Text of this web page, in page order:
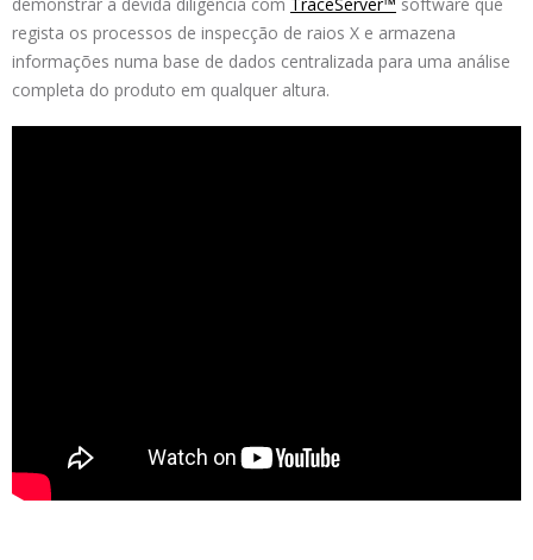
regista os processos de inspecção de raios X e armazena
informações numa base de dados centralizada para uma análise
completa do produto em qualquer altura.